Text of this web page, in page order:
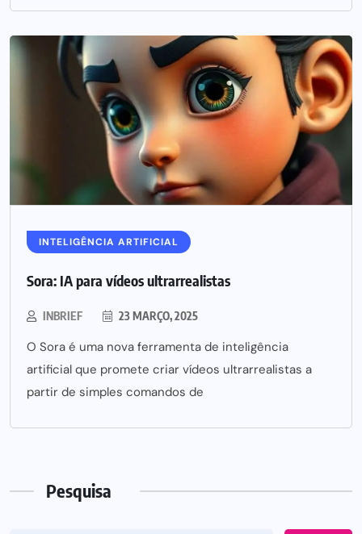
INTELIGÊNCIA ARTIFICIAL
Sora: IA para vídeos ultrarrealistas
INBRIEF 23 MARÇO, 2025
O Sora é uma nova ferramenta de inteligência
artificial que promete criar vídeos ultrarrealistas a
partir de simples comandos de
Pesquisa